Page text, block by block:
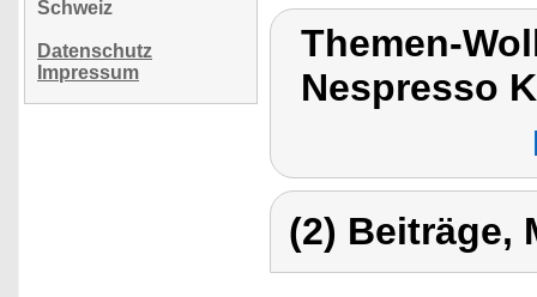
Schweiz
Datenschutz
Impressum
Themen-
Nespresso
(2) Beiträge,